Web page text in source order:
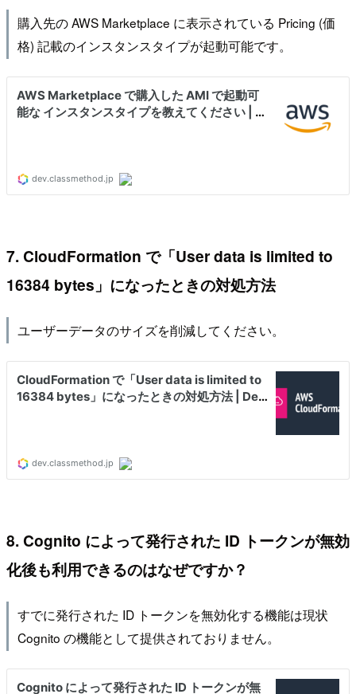
購入先の AWS Marketplace に表示されている Pricing (価
格) 記載のインスタンスタイプが起動可能です。
7. CloudFormation で「User data is limited to
16384 bytes」になったときの対処方法
ユーザーデータのサイズを削減してください。
8. Cognito によって発行された ID トークンが無効
化後も利用できるのはなぜですか？
すでに発行された ID トークンを無効化する機能は現状
Cognito の機能として提供されておりません。